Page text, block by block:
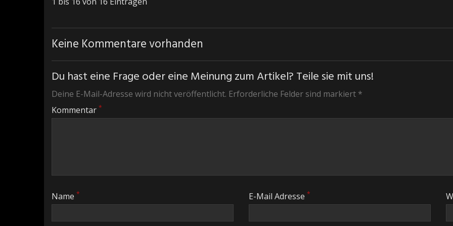
Keine Kommentare vorhanden
Du hast eine Frage oder eine Meinung zum Artikel? Teile sie mit uns!
Deine E-Mail-Adresse wird nicht veröffentlicht. Erforderliche Felder sind markiert *
Kommentar *
Name * E-Mail Adresse *